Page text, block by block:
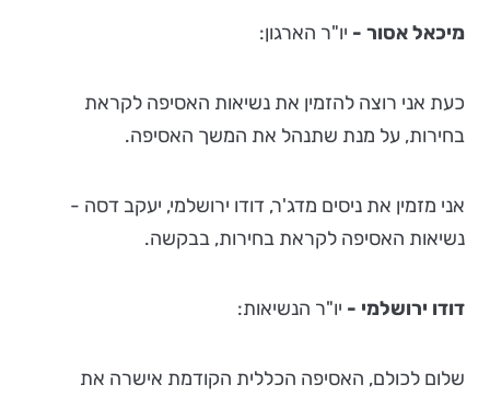
מיכאל אסור - יו"ר הארגון:
כעת אני רוצה להזמין את נשיאות האסיפה לקראת
בחירות, על מנת שתנהל את המשך האסיפה.
אני מזמין את ניסים מדג'ר, דודו ירושלמי, יעקב דסה -
נשיאות האסיפה לקראת בחירות, בבקשה.
דודו ירושלמי - יו"ר הנשיאות:
שלום לכולם, האסיפה הכללית הקודמת אישרה את